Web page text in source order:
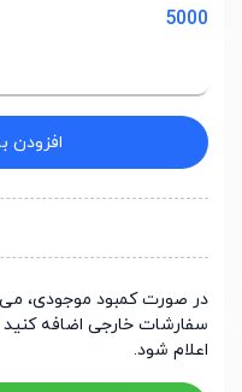
5000
افزودن
در صورت کمبود موجودی،
سفارشات خارجی اضافه
اعلام شود.